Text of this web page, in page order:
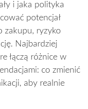
i jaka polityka
potencjał
zakupu, ryzyko
Najbardziej
łączą różnice w
co zmienić
aby realnie